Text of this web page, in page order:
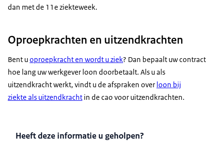
dan met de 11e ziekteweek.
Oproepkrachten en uitzendkrachten
Bent uoproepkracht en wordt u ziek? Dan bepaalt uw contract
hoe lang uw werkgever loon doorbetaalt. Als u als
uitzendkracht werkt, vindt u de afspraken over loon bij
ziekte als uitzendkracht in de cao voor uitzendkrachten.
Heeft deze informatie u geholpen?